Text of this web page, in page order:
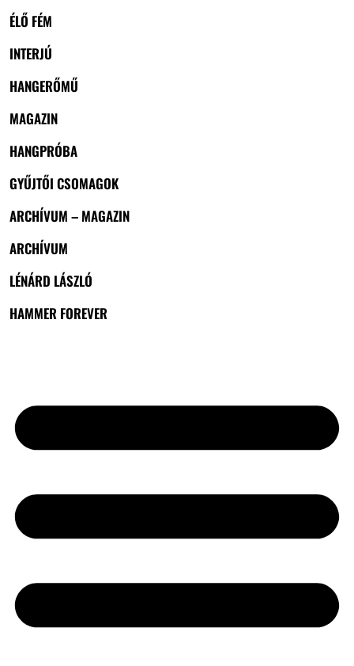
ÉLŐ FÉM
INTERJÚ
HANGERŐMŰ
MAGAZIN
HANGPRÓBA
GYŰJTŐI CSOMAGOK
ARCHÍVUM – MAGAZIN
ARCHÍVUM
LÉNÁRD LÁSZLÓ
HAMMER FOREVER